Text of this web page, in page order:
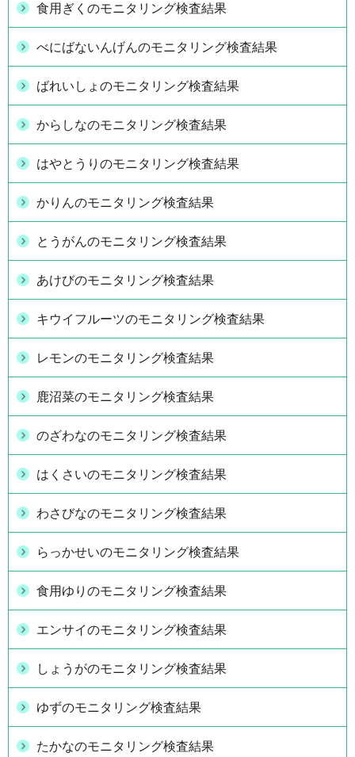
食用ぎくのモニタリング検査結果
べにばないんげんのモニタリング検査結果
ばれいしょのモニタリング検査結果
からしなのモニタリング検査結果
はやとうりのモニタリング検査結果
かりんのモニタリング検査結果
とうがんのモニタリング検査結果
あけびのモニタリング検査結果
キウイフルーツのモニタリング検査結果
レモンのモニタリング検査結果
鹿沼菜のモニタリング検査結果
のざわなのモニタリング検査結果
はくさいのモニタリング検査結果
わさびなのモニタリング検査結果
らっかせいのモニタリング検査結果
食用ゆりのモニタリング検査結果
エンサイのモニタリング検査結果
しょうがのモニタリング検査結果
ゆずのモニタリング検査結果
たかなのモニタリング検査結果